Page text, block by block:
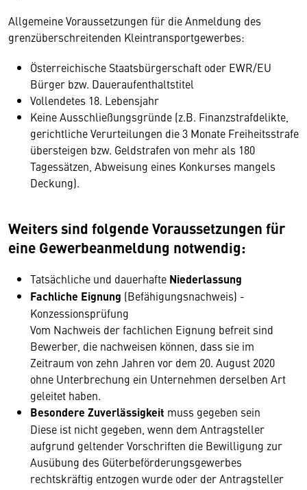
Allgemeine Voraussetzungen für die Anmeldung des
grenzüberschreitenden Kleintransportgewerbes:
Österreichische Staatsbürgerschaft oder EWR/EU
Bürger bzw. Daueraufenthaltstitel
Vollendetes 18. Lebensjahr
Keine Ausschließungsgründe (z.B. Finanzstrafdelikte,
gerichtliche Verurteilungen die 3 Monate Freiheitsstrafe
übersteigen bzw. Geldstrafen von mehr als 180
Tagessätzen, Abweisung eines Konkurses mangels
Deckung).
Weiters sind folgende Voraussetzungen für
eine Gewerbeanmeldung notwendig:
Tatsächliche und dauerhafte Niederlassung
Fachliche Eignung (Befähigungsnachweis) -
Konzessionsprüfung
Vom Nachweis der fachlichen Eignung befreit sind
Bewerber, die nachweisen können, dass sie im
Zeitraum von zehn Jahren vor dem 20. August 2020
ohne Unterbrechung ein Unternehmen derselben Art
geleitet haben.
Besondere Zuverlässigkeit muss gegeben sein
Diese ist nicht gegeben, wenn dem Antragsteller
aufgrund geltender Vorschriften die Bewilligung zur
Ausübung des Güterbeförderungsgewerbes
rechtskräftig entzogen wurde oder der Antragsteller